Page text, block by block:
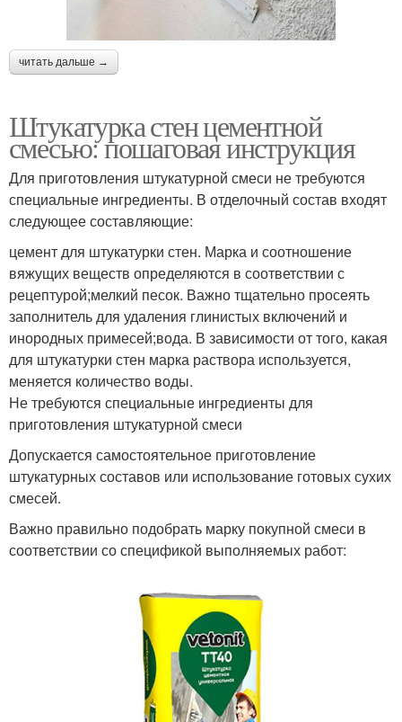
читать дальше →
Штукатурка стен цементной
смесью: пошаговая инструкция
Для приготовления штукатурной смеси не требуются
специальные ингредиенты. В отделочный состав входят
следующее составляющие:
цемент для штукатурки стен. Марка и соотношение
вяжущих веществ определяются в соответствии с
рецептурой;мелкий песок. Важно тщательно просеять
заполнитель для удаления глинистых включений и
инородных примесей;вода. В зависимости от того, какая
для штукатурки стен марка раствора используется,
меняется количество воды.
Не требуются специальные ингредиенты для
приготовления штукатурной смеси
Допускается самостоятельное приготовление
штукатурных составов или использование готовых сухих
смесей.
Важно правильно подобрать марку покупной смеси в
соответствии со спецификой выполняемых работ: